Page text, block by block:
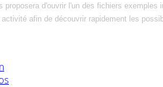
proposera d'ouvrir l'un des fichiers exemples
afin de découvrir rapidement les